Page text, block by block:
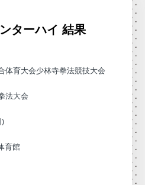
ターハイ 結果
体育大会少林寺拳法競技大会
法大会
)
育館